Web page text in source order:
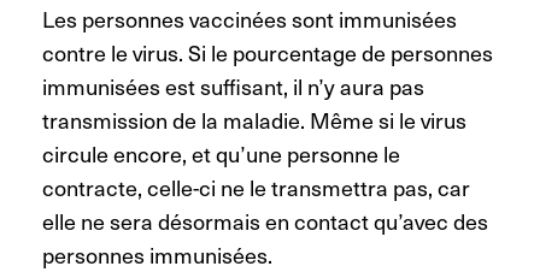
Les personnes vaccinées sont immunisées
contre le virus. Si le pourcentage de personnes
immunisées est suffisant, il n’y aura pas
transmission de la maladie. Même si le virus
circule encore, et qu’une personne le
contracte, celle-ci ne le transmettra pas, car
elle ne sera désormais en contact qu’avec des
personnes immunisées.